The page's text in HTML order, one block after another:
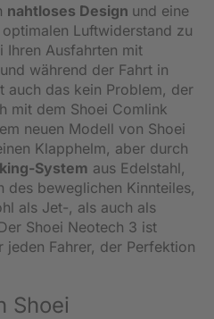
nahtloses Design und eine
Luftwiderstand zu
Ihren Ausfahrten mit
während der Fahrt in
auch das kein Problem, der
mit dem Shoei Comlink
neuen Modell von Shoei
Klapphelm, aber durch
System aus Edelstahl,
des beweglichen Kinnteiles,
als Jet-, als auch als
Shoei Neotech 3 ist
Fahrer, der Perfektion
Shoei